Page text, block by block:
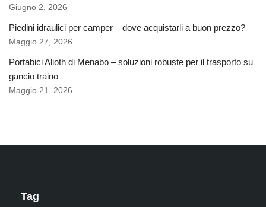
Giugno 2, 2026
Piedini idraulici per camper – dove acquistarli a buon prezzo?
Maggio 27, 2026
Portabici Alioth di Menabo – soluzioni robuste per il trasporto su
gancio traino
Maggio 21, 2026
Tag